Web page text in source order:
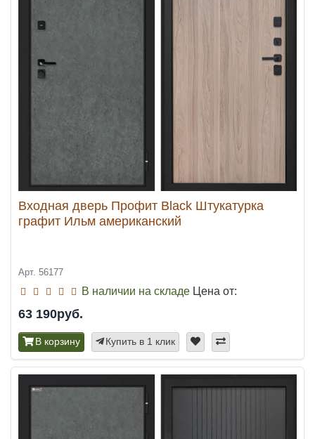
Входная дверь Профит Black Штукатурка
графит Ильм американский
Арт. 56177
В наличии на складе Цена от:
63 190руб.
В корзину Купить в 1 клик